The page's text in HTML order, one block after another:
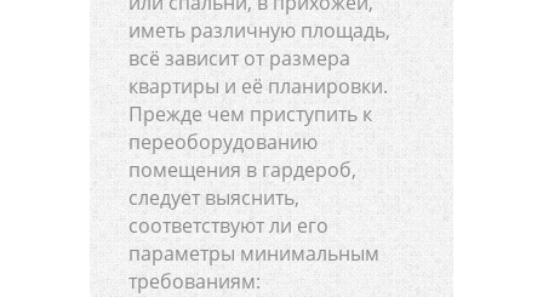
иметь различную площадь,
всё зависит от размера
квартиры и её планировки.
Прежде чем приступить к
переоборудованию
помещения в гардероб,
следует выяснить,
соответствуют ли его
параметры минимальным
требованиям: